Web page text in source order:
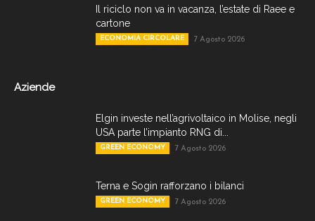
Il riciclo non va in vacanza, l’estate di Raee e
cartone
ECONOMIA CIRCOLARE 7 Agosto 2026
Aziende
Elgin investe nell’agrivoltaico in Molise, negli
USA parte l’impianto RNG di...
GREEN ECONOMY 7 Agosto 2026
Terna e Sogin rafforzano i bilanci
GREEN ECONOMY 7 Agosto 2026